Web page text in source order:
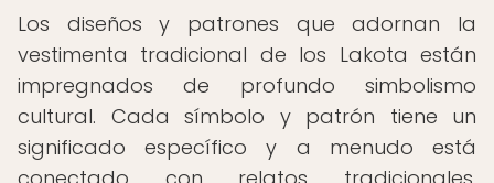
Los diseños y patrones que adornan la
vestimenta tradicional de los Lakota están
impregnados de profundo simbolismo
cultural. Cada símbolo y patrón tiene un
significado específico y a menudo está